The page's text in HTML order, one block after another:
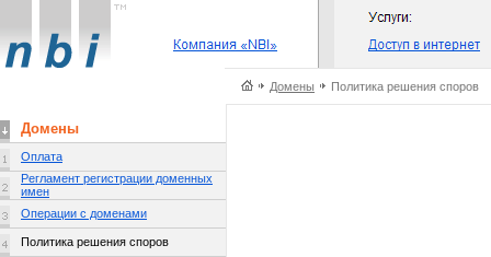
Домены Политика решения споров
Домены
Оплата
Регламент регистрации доменных
имен
Операции с доменами
Политика решения споров